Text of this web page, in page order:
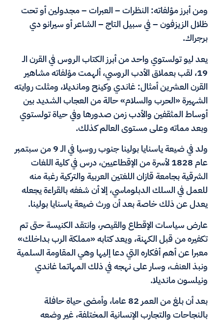
ومن أبرز مؤلفاته: النظرات – العبرات – مجدولين أو تحت
ظلال الزيزفون – في سبيل التاج – الشاعر أو سيرانو دي
برجراك.
يعد ليو تولستوي واحد من أبرز الكتاب الروس في القرن الـ
19، لقب بعملاق الأدب الروسي، ألهمت مؤلفاته مشاهير
القرن العشرين أمثال: غاندي وكينح ومانديلا، ومثلت روايته
الشهيرة «الحرب والسلام» حالة من العجاب الشديد بين
أوساط المثقفين والأدب زمن صدورها وفي حياة تولستوي
وبعد مماته وعلى مستوى العالم كذلك.
ولد في ضيعة ياسنايا بولينا جنوب روسيا في الـ 9 من سبتمبر
عام 1828 لأسرة من الإقطاعيين، درس في كلية اللغات
الشرقية بجامعة قازان اللغتين العربية والتركية رغبة منه
للعمل في السلك الدبلوماسي، إلا أن شغفه بالقراءة يجعله
يعدل عن ذلك خاصة بعد أن ورث ضيعة ياسنايا بولينا.
عارض سياسات الإقطاع والقيصر، وانتقد الكنيسة حتى تم
تكفيره من قبل الكهنة، ويعد كتابه «مملكة الرب بداخلك»
معبرا عن أهم أفكاره التي دعا إليها وهي المقاومة السلمية
ونبذ العنف، وسار على نهجه في ذلك المهاتما غاندي
ونيلسون مانديلا.
بعد أن بلغ من العمر 82 عاما، وأمضى حياة حافلة
بالنجاحات والتجارب الإنسانية المختلفة، غير وضعه